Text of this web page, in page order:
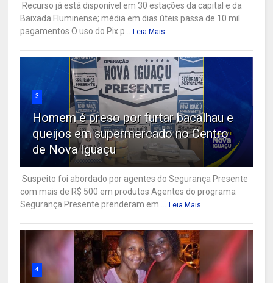
Recurso já está disponível em 30 estações da capital e da
Baixada Fluminense; média em dias úteis passa de 10 mil
pagamentos O uso do Pix p... Leia Mais
3
Homem é preso por furtar bacalhau e
queijos em supermercado no Centro
de Nova Iguaçu
Suspeito foi abordado por agentes do Segurança Presente
com mais de R$ 500 em produtos Agentes do programa
Segurança Presente prenderam em ... Leia Mais
4